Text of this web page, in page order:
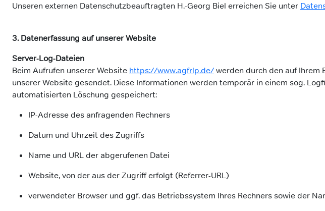
Unseren externen Datenschutzbeauftragten H.-Georg Biel erreichen Sie unter
3. Datenerfassung auf unserer Website
Server-Log-Dateien
Beim Aufrufen unserer Website https://www.agfrlp.de/werden durch den auf Ihrem
unserer Website gesendet. Diese Informationen werden temporär in einem sog.
automatisierten Löschung gespeichert:
IP-Adresse des anfragenden Rechners
Datum und Uhrzeit des Zugriffs
Name und URL der abgerufenen Datei
Website, von der aus der Zugriff erfolgt (Referrer-URL)
verwendeter Browser und ggf. das Betriebssystem Ihres Rechners sowie der